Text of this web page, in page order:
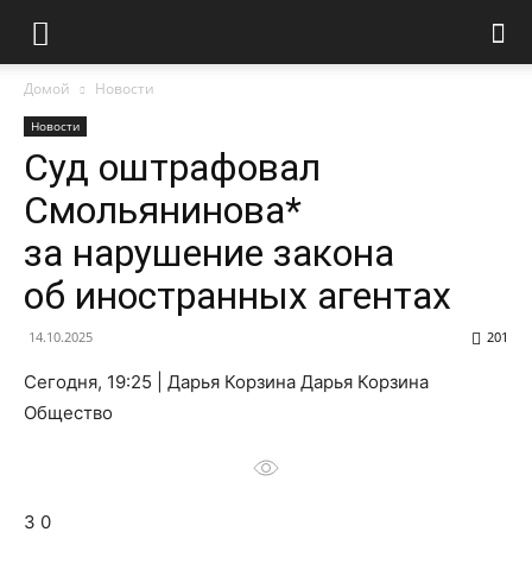
Домой Новости
Новости
Суд оштрафовал
Смольянинова*
за нарушение закона
об иностранных агентах
14.10.2025 201
Сегодня, 19:25 | Дарья Корзина Дарья Корзина
Общество
3 0